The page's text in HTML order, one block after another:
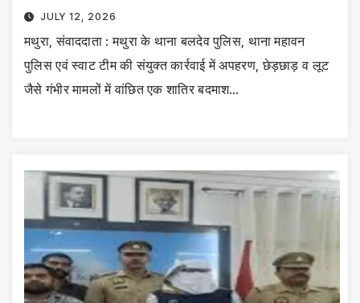
JULY 12, 2026
मथुरा, संवाददाता : मथुरा के थाना बलदेव पुलिस, थाना महावन
पुलिस एवं स्वाट टीम की संयुक्त कार्रवाई में अपहरण, छेड़छाड़ व लूट
जैसे गंभीर मामलों में वांछित एक शातिर बदमाश…